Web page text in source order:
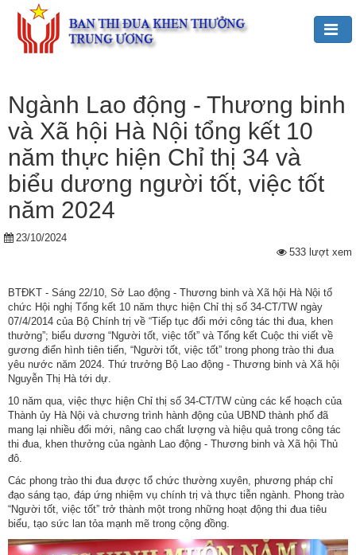
Bác
Hồ
với
TĐKT
Giới
thiệu
chung
của
Ban
TĐKT
Trung
ương
dẫn
thủ
tục
Hình
thức
khen
thưởng
Ngành Lao động - Thương binh
và Xã hội Hà Nội tổng kết 10
năm thực hiện Chỉ thị 34 và
biểu dương người tốt, việc tốt
năm 2024
23/10/2024
533 lượt xem
BTĐKT - Sáng 22/10, Sở Lao động - Thương binh và Xã hội Hà Nội tổ
chức Hội nghị Tổng kết 10 năm thực hiện Chỉ thị số 34-CT/TW ngày
07/4/2014 của Bộ Chính trị về “Tiếp tục đổi mới công tác thi đua, khen
thưởng”; biểu dương “Người tốt, việc tốt” và Tổng kết Cuộc thi viết về
gương điển hình tiên tiến, “Người tốt, việc tốt” trong phong trào thi đua
yêu nước năm 2024. Thứ trưởng Bộ Lao động - Thương binh và Xã hội
Nguyễn Thị Hà tới dự.
10 năm qua, việc thực hiện Chỉ thị số 34-CT/TW cùng các kế hoạch của
Thành ủy Hà Nội và chương trình hành động của UBND thành phố đã
mang lại nhiều đổi mới, nâng cao chất lượng và hiệu quả trong công tác
thi đua, khen thưởng của ngành Lao động - Thương binh và Xã hội Thủ
đô.
Các phong trào thi đua được tổ chức thường xuyên, phương pháp chỉ
đạo sáng tạo, đáp ứng nhiệm vụ chính trị và thực tiễn ngành. Phong trào
“Người tốt, việc tốt” trở thành một trong những hoạt động thi đua tiêu
biểu, tạo sức lan tỏa mạnh mẽ trong cộng đồng.